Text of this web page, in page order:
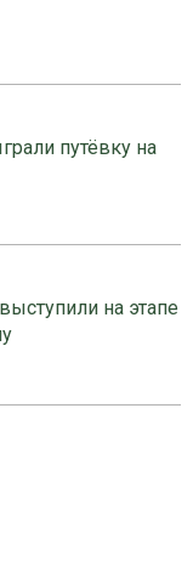
путёвку на
на этапе